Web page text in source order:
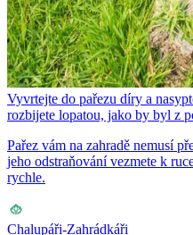
Vyvrtejte do pařezu díry a
rozbijete lopatou, jako by byl z
Pařez vám na zahradě nemusí
jeho odstraňování vezmete k
rychle.
Chalupáři-Zahrádkáři